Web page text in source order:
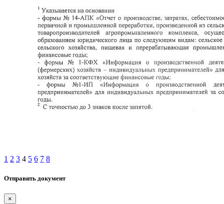
1 2 3 4 5 6 7 8
Отправить документ
×